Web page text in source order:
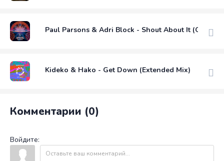
Paul Parsons & Adri Block - Shout About It
Kideko & Hako - Get Down (Extended Mix)
Комментарии (0)
Войдите: